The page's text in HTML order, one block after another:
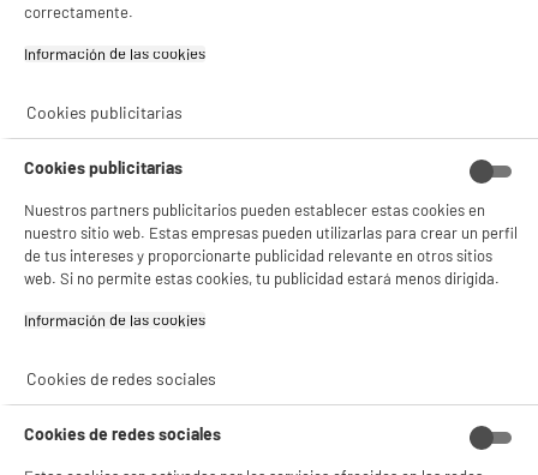
Peso bruto
Nombre del fabricante,
registrada
Dirección de envio
correo electrónico INFO@KOOPMANINT.COM
Código del artículo 10008586
correctamente.
Información de las cookies‎
Cookies publicitarias
Cookies publicitarias
Nuestros partners publicitarios pueden establecer estas cookies en
nuestro sitio web. Estas empresas pueden utilizarlas para crear un perfil
de tus intereses y proporcionarte publicidad relevante en otros sitios
web. Si no permite estas cookies, tu publicidad estará menos dirigida.
Información de las cookies‎
Cookies de redes sociales
Cookies de redes sociales